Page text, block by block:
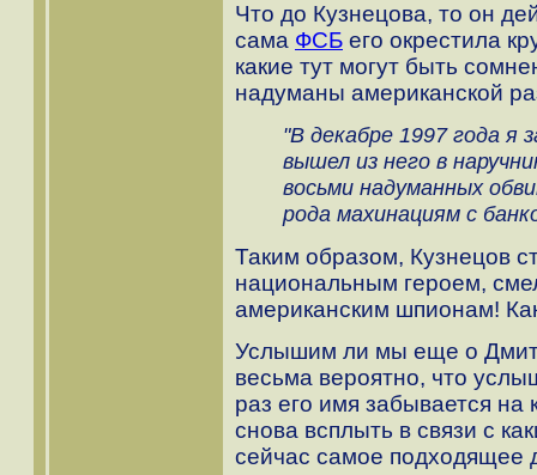
Что до Кузнецова, то он
сама ФСБ его окрестила
какие тут могут быть
надуманы американской
"В декабре 1997 года я
вышел из него в
восьми надуманных
рода махинациям с
Таким образом, Кузнецов
национальным героем,
американским шпионам!
Услышим ли мы еще о
весьма вероятно, что
раз его имя забывается на
снова всплыть в связи с
сейчас самое подходящее